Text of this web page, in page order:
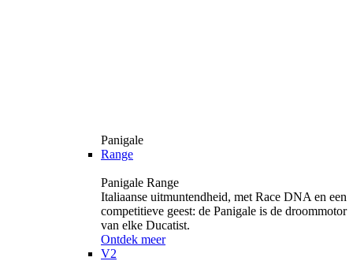
Panigale
Range
Panigale Range
Italiaanse uitmuntendheid, met Race DNA en een
competitieve geest: de Panigale is de droommotor
van elke Ducatist.
Ontdek meer
V2